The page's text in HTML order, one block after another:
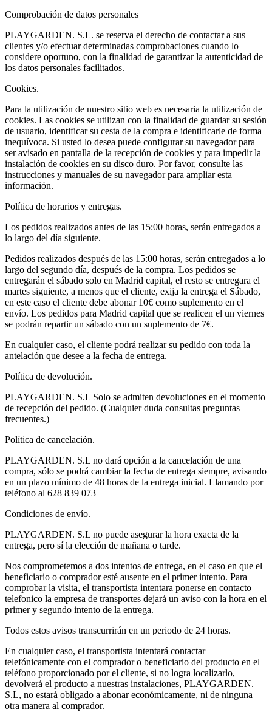
Comprobación de datos personales
PLAYGARDEN. S.L. se reserva el derecho de contactar a sus
clientes y/o efectuar determinadas comprobaciones cuando lo
considere oportuno, con la finalidad de garantizar la autenticidad de
los datos personales facilitados.
Cookies.
Para la utilización de nuestro sitio web es necesaria la utilización de
cookies. Las cookies se utilizan con la finalidad de guardar su sesión
de usuario, identificar su cesta de la compra e identificarle de forma
inequívoca. Si usted lo desea puede configurar su navegador para
ser avisado en pantalla de la recepción de cookies y para impedir la
instalación de cookies en su disco duro. Por favor, consulte las
instrucciones y manuales de su navegador para ampliar esta
información.
Política de horarios y entregas.
Los pedidos realizados antes de las 15:00 horas, serán entregados a
lo largo del día siguiente.
Pedidos realizados después de las 15:00 horas, serán entregados a lo
largo del segundo día, después de la compra. Los pedidos se
entregarán el sábado solo en Madrid capital, el resto se entregara el
martes siguiente, a menos que el cliente, exija la entrega el Sábado,
en este caso el cliente debe abonar 10€ como suplemento en el
envío. Los pedidos para Madrid capital que se realicen el un viernes
se podrán repartir un sábado con un suplemento de 7€.
En cualquier caso, el cliente podrá realizar su pedido con toda la
antelación que desee a la fecha de entrega.
Política de devolución.
PLAYGARDEN. S.L Solo se admiten devoluciones en el momento
de recepción del pedido. (Cualquier duda consultas preguntas
frecuentes.)
Política de cancelación.
PLAYGARDEN. S.L no dará opción a la cancelación de una
compra, sólo se podrá cambiar la fecha de entrega siempre, avisando
en un plazo mínimo de 48 horas de la entrega inicial. Llamando por
teléfono al 628 839 073
Condiciones de envío.
PLAYGARDEN. S.L no puede asegurar la hora exacta de la
entrega, pero sí la elección de mañana o tarde.
Nos comprometemos a dos intentos de entrega, en el caso en que el
beneficiario o comprador esté ausente en el primer intento. Para
comprobar la visita, el transportista intentara ponerse en contacto
telefonico la empresa de transportes dejará un aviso con la hora en el
primer y segundo intento de la entrega.
Todos estos avisos transcurrirán en un periodo de 24 horas.
En cualquier caso, el transportista intentará contactar
telefónicamente con el comprador o beneficiario del producto en el
teléfono proporcionado por el cliente, si no logra localizarlo,
devolverá el producto a nuestras instalaciones, PLAYGARDEN.
S.L, no estará obligado a abonar económicamente, ni de ninguna
otra manera al comprador.